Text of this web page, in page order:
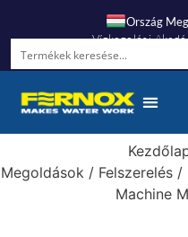
Ország
Vízkezelési
Megoldások/ Felszerelés/
Machine